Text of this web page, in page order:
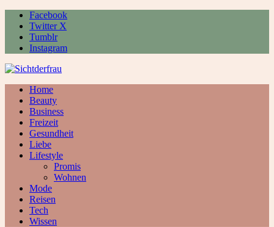
Facebook
Twitter X
Tumblr
Instagram
Home
Beauty
Business
Freizeit
Gesundheit
Liebe
Lifestyle
Promis
Wohnen
Mode
Reisen
Tech
Wissen